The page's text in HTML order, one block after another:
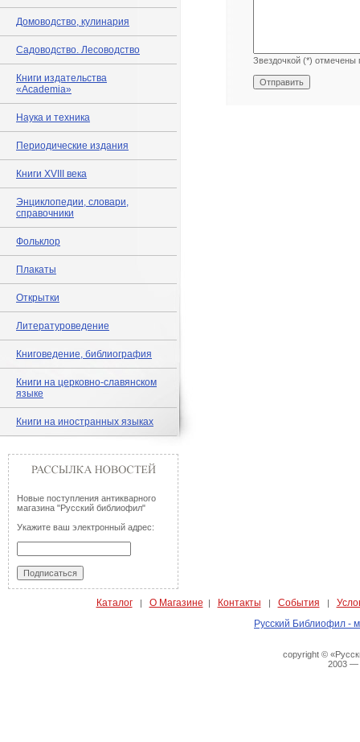
Домоводство, кулинария
Садоводство. Лесоводство
Книги издательства
«Academia»
Наука и техника
Периодические издания
Книги XVIII века
Энциклопедии, словари,
справочники
Фольклор
Плакаты
Открытки
Литературоведение
Книговедение, библиография
Книги на церковно-славянском
языке
Книги на иностранных языках
Новые поступления антикварного
магазина "Русский библиофил"
Укажите ваш электронный адрес:
Звездочкой (*) отмечены
Каталог| О Магазине | Контакты | События |
Русский Библиофил -
copyright ©
2003 —